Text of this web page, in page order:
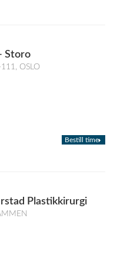
Storo
OSLO
Bestill time
Plastikkirurgi